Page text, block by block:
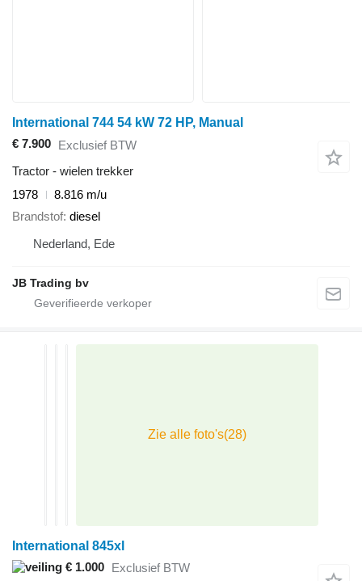
International 744 54 kW 72 HP, Manual
€ 7.900 Exclusief BTW
Tractor - wielen trekker
1978
8.816 m/u
Brandstof diesel
Nederland, Ede
JB Trading bv
International 845xl
€ 1.000 Exclusief BTW